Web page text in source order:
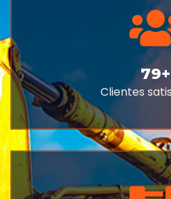
Clientes
79+